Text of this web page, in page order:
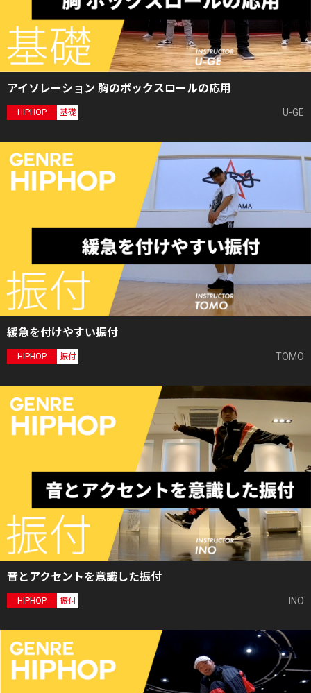
アイソレーション 胸のボックスロールの応用
HIPHOP 基礎 U-GE
緩急を付けやすい振付
HIPHOP 振付 TOMO
音とアクセントを意識した振付
HIPHOP 振付 INO